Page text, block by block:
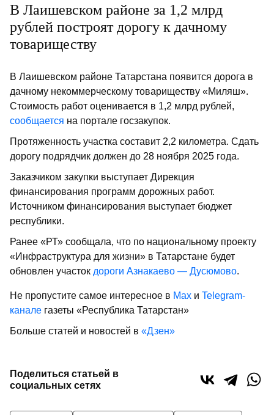
В Лаишевском районе за 1,2 млрд
рублей построят дорогу к дачному
товариществу
В Лаишевском районе Татарстана появится дорога в
дачному некоммерческому товариществу «Миляш».
Стоимость работ оценивается в 1,2 млрд рублей,
сообщается на портале госзакупок.
Протяженность участка составит 2,2 километра. Сдать
дорогу подрядчик должен до 28 ноября 2025 года.
Заказчиком закупки выступает Дирекция
финансирования программ дорожных работ.
Источником финансирования выступает бюджет
республики.
Ранее «РТ» сообщала, что по национальному проекту
«Инфраструктура для жизни» в Татарстане будет
обновлен участок дороги Азнакаево — Дусюмово.
Не пропустите самое интересное в Max и Telegram-
канале газеты «Республика Татарстан»
Больше статей и новостей в «Дзен»
Поделиться статьей в
социальных сетях